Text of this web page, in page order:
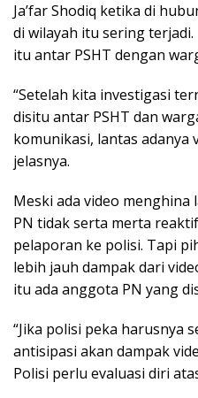
Ja’far Shodiq ketika di
di wilayah itu sering
itu antar PSHT dengan
“Setelah kita investigasi
disitu antar PSHT dan
komunikasi, lantas adanya
jelasnya.
Meski ada video menghina
PN tidak serta merta
pelaporan ke polisi. Tapi
lebih jauh dampak dari
itu ada anggota PN yang
“Jika polisi peka harusnya
antisipasi akan dampak
Polisi perlu evaluasi diri